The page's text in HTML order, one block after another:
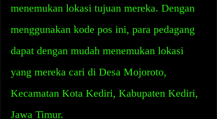
menemukan lokasi tujuan mereka. Dengan
menggunakan kode pos ini, para pedagang
dapat dengan mudah menemukan lokasi
yang mereka cari di Desa Mojoroto,
Kecamatan Kota Kediri, Kabupaten Kediri,
Jawa Timur.